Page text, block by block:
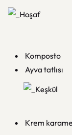
Komposto
Ayva tatlısı
Krem